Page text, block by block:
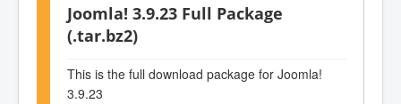
Joomla! 3.9.23 Full Package
(.tar.bz2)
This is the full download package for Joomla!
3.9.23